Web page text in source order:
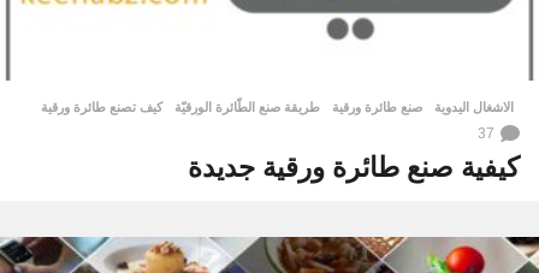
الاشغال اليدوية صنع طائرة ورقية ,
طريقة صنع الطّائرة الورقيّة ,
كيف تصنع طائرة ورقية
37
كيفية صنع طائرة ورقية جديدة